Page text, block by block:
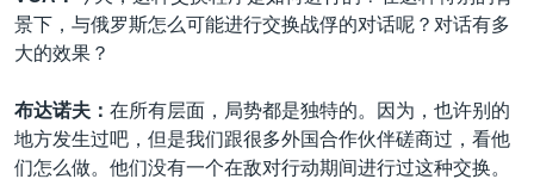
景下，与俄罗斯怎么可能进行交换战俘的对话呢？对话有多
大的效果？
布达诺夫： 在所有层面，局势都是独特的。因为，也许别的
地方发生过吧，但是我们跟很多外国合作伙伴磋商过，看他
们怎么做。他们没有一个在敌对行动期间进行过这种交换。